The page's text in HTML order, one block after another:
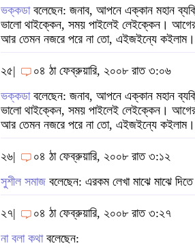
ভক্কডাবলেছেন: জনাব, আপনে এক্কান মহান
ভালো থাইক্কেন, সময় পাইলেই লেইক্কেন।
আর তেমন নজরে পরে না তো, এইজইন্যে কইলাম।
২৫|
০৪ ঠা ফেব্রুয়ারি, ২০০৮ রাত ৩:০৬
ভক্কডাবলেছেন: জনাব, আপনে এক্কান মহান
ভালো থাইক্কেন, সময় পাইলেই লেইক্কেন।
আর তেমন নজরে পরে না তো, এইজইন্যে কইলাম।
২৬|
০৪ ঠা ফেব্রুয়ারি, ২০০৮ রাত ৩:১২
সুশীল সমাজ বলেছেন: এরকম লেখা মাঝে মাঝে
২৭|
০৪ ঠা ফেব্রুয়ারি, ২০০৮ রাত ৩:২৭
না বলা কথাবলেছেন: